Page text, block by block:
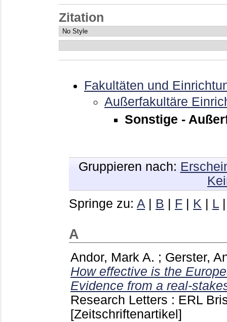
Zitation
Fakultäten und
Außerfakultäre
Sonstige -
Gruppieren nach:
Springe zu: A | B | F | K | L
A
Andor, Mark A. ; Gerster,
How effective is the
Evidence from a real-
Research Letters : ERL
[Zeitschriftenartikel]